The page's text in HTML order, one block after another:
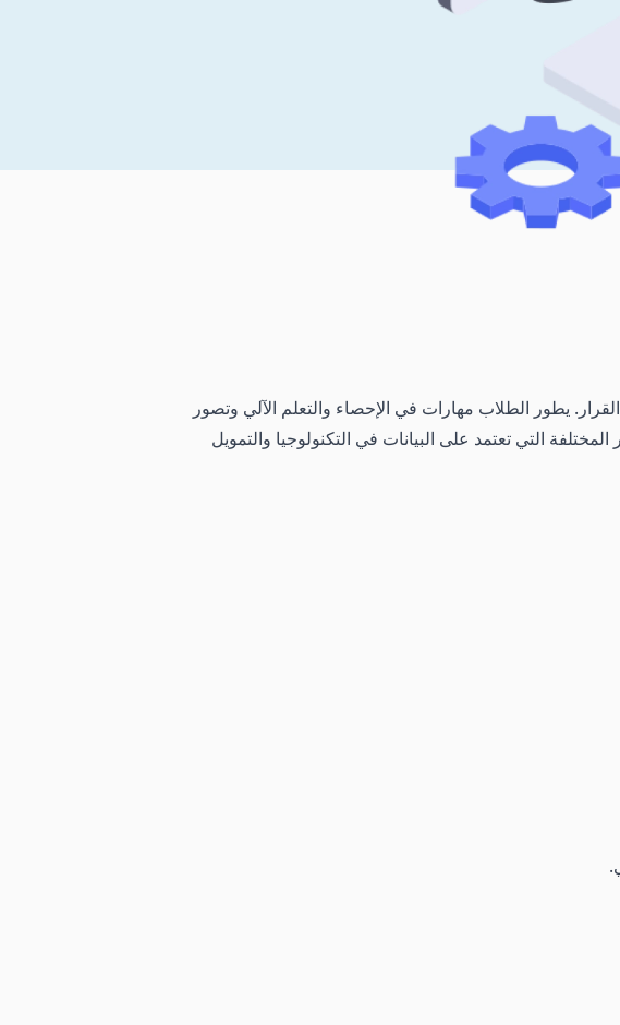
يطور الطلاب مهارات في الإحصاء والتعلم الآلي وتصور
التي تعتمد على البيانات في التكنولوجيا والتمويل